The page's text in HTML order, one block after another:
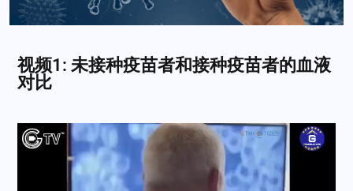
视频1: 未接种疫苗者和接种疫苗者的血液
对比